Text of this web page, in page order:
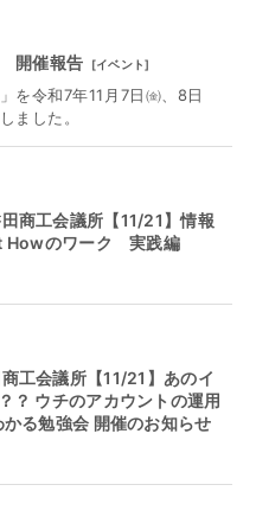
開催報告 [イベント]
を令和7年11月7日㈮、8日
ました。
商工会議所【11/21】情報
Howのワーク 実践編
工会議所【11/21】あのイ
？ ウチのアカウントの運用
る勉強会 開催のお知らせ